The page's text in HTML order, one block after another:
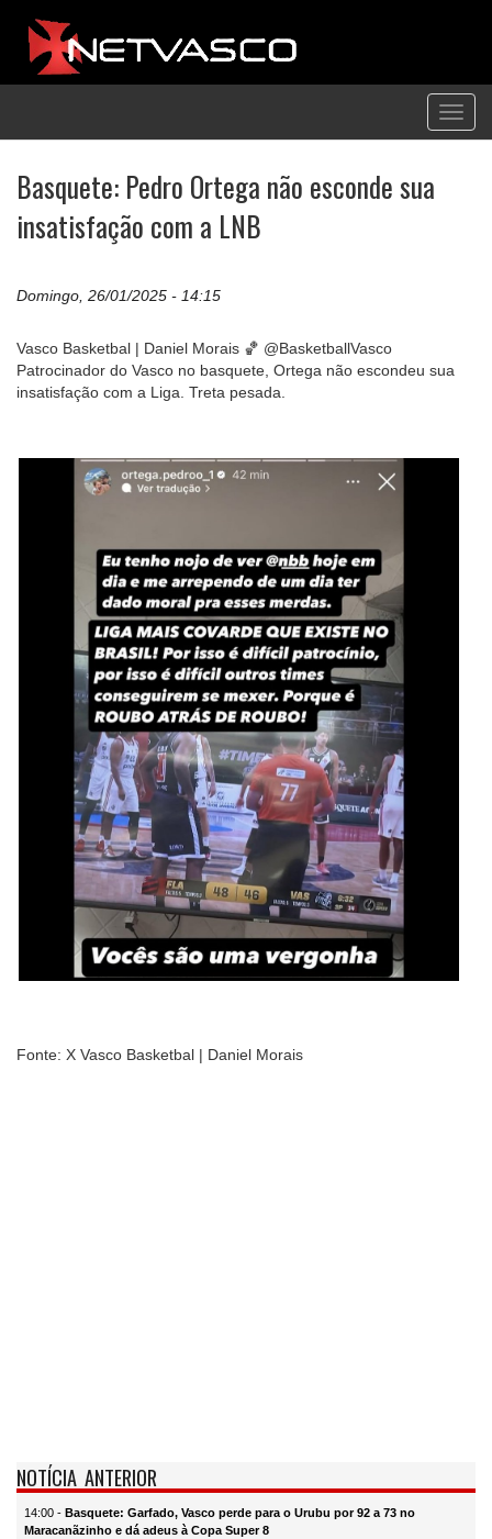
Basquete: Pedro Ortega não esconde sua
insatisfação com a LNB
Domingo, 26/01/2025 - 14:15
Vasco Basketbal | Daniel Morais 🏀 @BasketballVasco
Patrocinador do Vasco no basquete, Ortega não escondeu sua
insatisfação com a Liga. Treta pesada.
Fonte: X Vasco Basketbal | Daniel Morais
NOTÍCIA ANTERIOR
14:00 - Basquete: Garfado, Vasco perde para o Urubu por 92 a 73 no
Maracanãzinho e dá adeus à Copa Super 8